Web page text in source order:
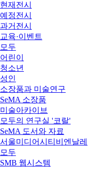
현재전시
예정전시
과거전시
교육·이벤트
모두
어린이
청소년
성인
소장품과 미술연구
SeMA 소장품
미술아카이브
모두의 연구실 '코랄'
SeMA 도서와 자료
서울미디어시티비엔날레
모두
SMB 웹시스템